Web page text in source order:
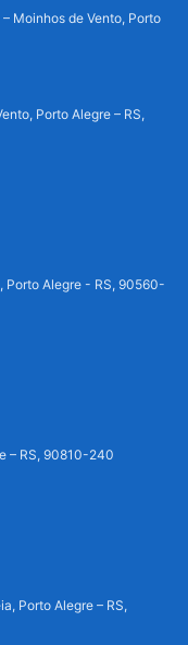
Moinhos de Vento, Porto
Porto Alegre – RS,
Porto Alegre - RS, 90560-
– RS, 90810-240
Porto Alegre – RS,